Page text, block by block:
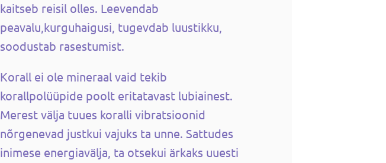
kaitseb reisil olles. Leevendab
peavalu,kurguhaigusi, tugevdab luustikku,
soodustab rasestumist.
Korall ei ole mineraal vaid tekib
korallpolüüpide poolt eritatavast lubiainest.
Merest välja tuues koralli vibratsioonid
nõrgenevad justkui vajuks ta unne. Sattudes
inimese energiavälja, ta otsekui ärkaks uuesti